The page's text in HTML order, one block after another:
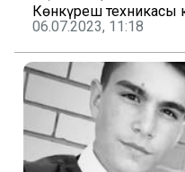
Көнкүреш техникасы
06.07.2023, 11:18